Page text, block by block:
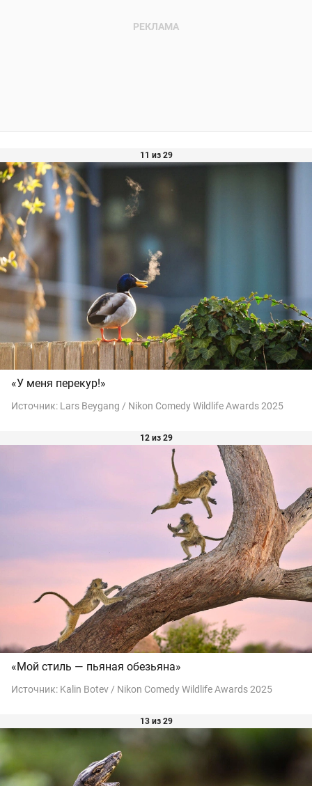
11 из 29
«У меня перекур!»
Источник: Lars Beygang / Nikon Comedy Wildlife Awards 2025
12 из 29
«Мой стиль — пьяная обезьяна»
Источник: Kalin Botev / Nikon Comedy Wildlife Awards 2025
13 из 29